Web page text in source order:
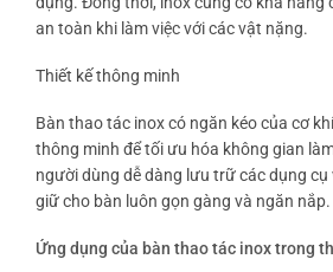
an toàn khi làm việc với các vật nặng.
Thiết kế thông minh
Bàn thao tác inox có ngăn kéo của cơ
thông minh để tối ưu hóa không gian
người dùng dễ dàng lưu trữ các dụng cụ
giữ cho bàn luôn gọn gàng và ngăn nắp.
Ứng dụng của bàn thao tác inox trong